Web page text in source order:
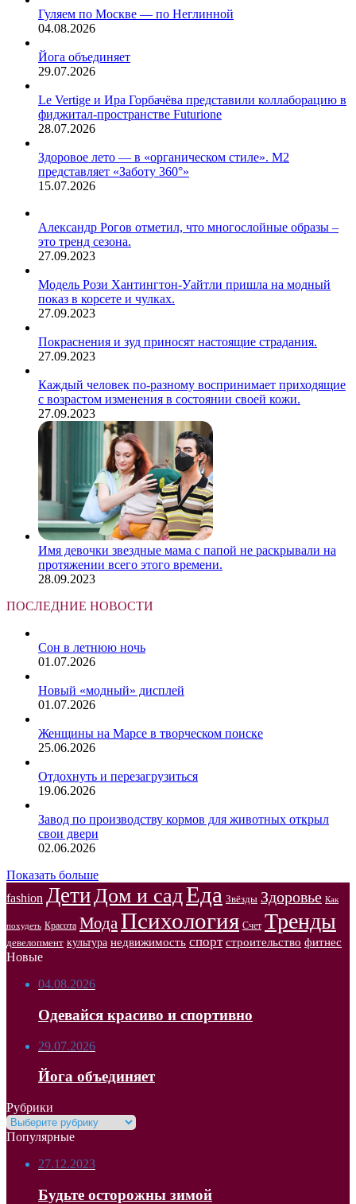
публикует
издание
Mirror.
Гуляем по Москве — по Неглинной
04.08.2026
Йога объединяет
29.07.2026
Le Vertige и Ира Горбачёва представили коллаборацию в
фиджитал-пространстве Futurione
28.07.2026
Здоровое лето — в «органическом стиле». М2
представляет «Заботу 360°»
15.07.2026
Александр Рогов отметил, что многослойные образы –
это тренд сезона.
27.09.2023
Модель Рози Хантингтон-Уайтли пришла на модный
показ в корсете и чулках.
27.09.2023
Покраснения и зуд приносят настоящие страдания.
27.09.2023
Каждый человек по-разному воспринимает приходящие
с возрастом изменения в состоянии своей кожи.
27.09.2023
Имя девочки звездные мама с папой не раскрывали на
протяжении всего этого времени.
28.09.2023
ПОСЛЕДНИЕ НОВОСТИ
Сон в летнюю ночь
01.07.2026
Новый «модный» дисплей
01.07.2026
Женщины на Марсе в творческом поиске
25.06.2026
Отдохнуть и перезагрузиться
19.06.2026
Завод по производству кормов для животных открыл
свои двери
02.06.2026
Показать больше
fashion ДетиДом и садЕда Звёзды Здоровье Как
похудеть Красота Мода Психология Счет Тренды
девелопмент культура недвижимость спорт строительство фитнес
Новые
04.08.2026
Одевайся красиво и спортивно
29.07.2026
Йога объединяет
Рубрики
Рубрики
Популярные
27.12.2023
Будьте осторожны зимой